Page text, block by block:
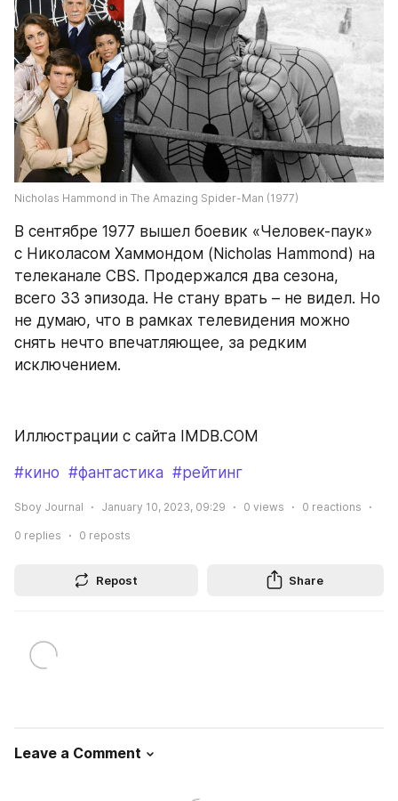
Nicholas Hammond in The Amazing Spider-Man (1977)
В сентябре 1977 вышел боевик «Человек-паук»
с Николасом Хаммондом (Nicholas Hammond) на
телеканале CBS. Продержался два сезона,
всего 33 эпизода. Не стану врать – не видел. Но
не думаю, что в рамках телевидения можно
снять нечто впечатляющее, за редким
исключением.
Иллюстрации с сайта IMDB.COM
#кино #фантастика #рейтинг
Sboy Journal January 10, 2023, 09:29 0 views 0 reactions
0 replies 0 reposts
Repost Share
Leave a Comment